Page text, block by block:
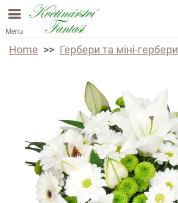
Menu
Home Гербери та міні-гербери